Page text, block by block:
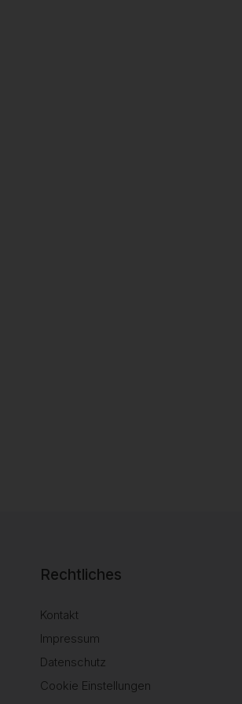
Rechtliches
Kontakt
Impressum
Datenschutz
Cookie Einstellungen